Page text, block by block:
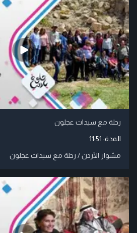
رحلة مع سيدات عجلون
المدة: 11:51
مشوار الأردن / رحلة مع سيدات عجلون